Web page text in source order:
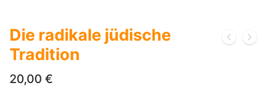
Die radikale jüdische
Tradition
20,00 €